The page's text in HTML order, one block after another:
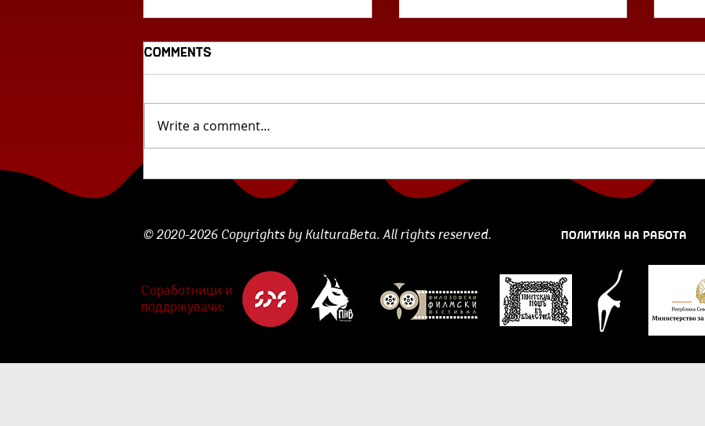
„Часовникот“ од Васја
„Разбуди се, нешто се
Среткоска“
Comments
Write a comment...
© 2020-2026 Copyrights by KulturaBeta. All rights reserved. ПОЛИТИКА НА РАБОТА
Соработници и
поддржувачи: